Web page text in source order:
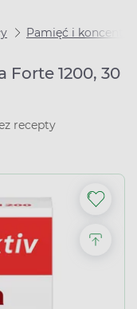
Pamięć i
1200, 30
recepty